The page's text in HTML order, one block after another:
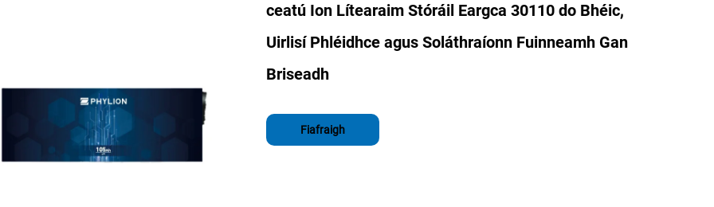
ceatú Ion Lítearaim Stóráil Eargca 30110 do Bhéic,
Uirlisí Phléidhce agus Soláthraíonn Fuinneamh Gan
Briseadh
Fiafraigh